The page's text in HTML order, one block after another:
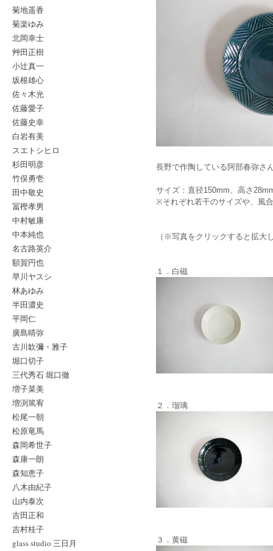
菊地遥香
菊楽ゆみ
北岡幸士
艸田正樹
小辻真一
坂根雄心
佐々木光
佐藤愛子
佐藤史幸
白岩有美
スエトシヒロ
杉田明彦
竹俣勇壱
田中敬史
冨樫孝男
中村敏康
中本純也
名古路英介
額賀円也
早川ヤスシ
林あゆみ
半田濃史
平岡仁
廣島晴弥
古川欽彌・雅子
堀口切子
三代秀石 堀口徹
増子菜美
増渕篤宥
松尾一朝
松原竜馬
森岡希世子
森康一朗
森知恵子
八木由紀子
山内泰次
吉田正和
吉村桂子
glass studio 三日月
長野で作陶している阿部春弥さ
サイズ：直径150mm、高さ
※それぞれ若干のサイズや、風
（※写真をクリックすると拡大
１．白磁
２．瑠璃
３．黄磁